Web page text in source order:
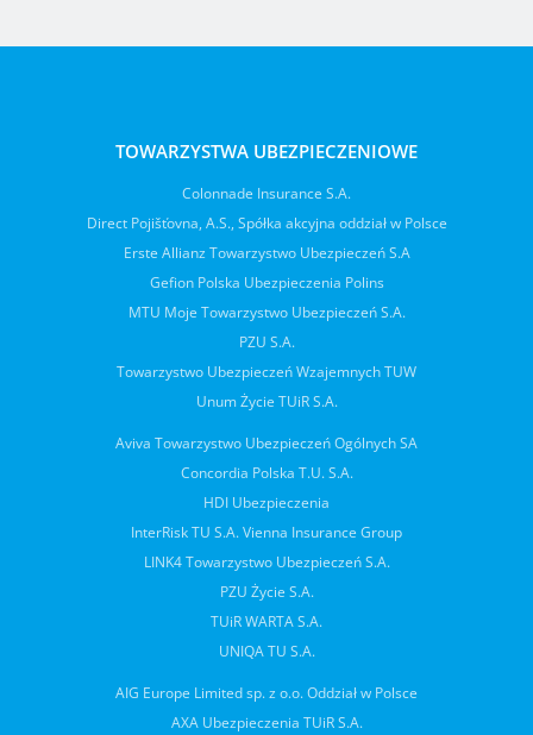
TOWARZYSTWA UBEZPIECZENIOWE
Colonnade Insurance S.A.
Direct Pojišťovna, A.S., Spółka akcyjna oddział w Polsce
Erste Allianz Towarzystwo Ubezpieczeń S.A
Gefion Polska Ubezpieczenia Polins
MTU Moje Towarzystwo Ubezpieczeń S.A.
PZU S.A.
Towarzystwo Ubezpieczeń Wzajemnych TUW
Unum Życie TUiR S.A.
Aviva Towarzystwo Ubezpieczeń Ogólnych SA
Concordia Polska T.U. S.A.
HDI Ubezpieczenia
InterRisk TU S.A. Vienna Insurance Group
LINK4 Towarzystwo Ubezpieczeń S.A.
PZU Życie S.A.
TUiR WARTA S.A.
UNIQA TU S.A.
AIG Europe Limited sp. z o.o. Oddział w Polsce
AXA Ubezpieczenia TUiR S.A.